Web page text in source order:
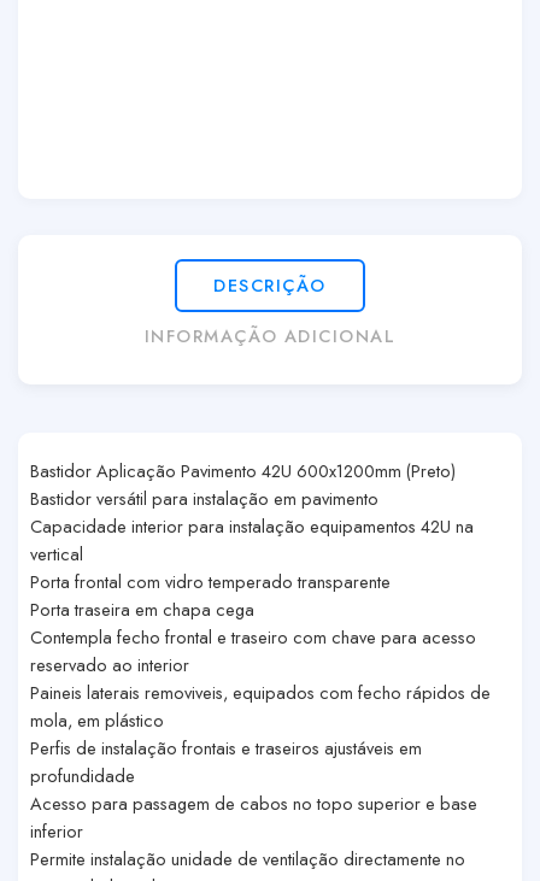
DESCRIÇÃO
INFORMAÇÃO ADICIONAL
Bastidor Aplicação Pavimento 42U 600x1200mm (Preto)
Bastidor versátil para instalação em pavimento
Capacidade interior para instalação equipamentos 42U na
vertical
Porta frontal com vidro temperado transparente
Porta traseira em chapa cega
Contempla fecho frontal e traseiro com chave para acesso
reservado ao interior
Paineis laterais removiveis, equipados com fecho rápidos de
mola, em plástico
Perfis de instalação frontais e traseiros ajustáveis em
profundidade
Acesso para passagem de cabos no topo superior e base
inferior
Permite instalação unidade de ventilação directamente no